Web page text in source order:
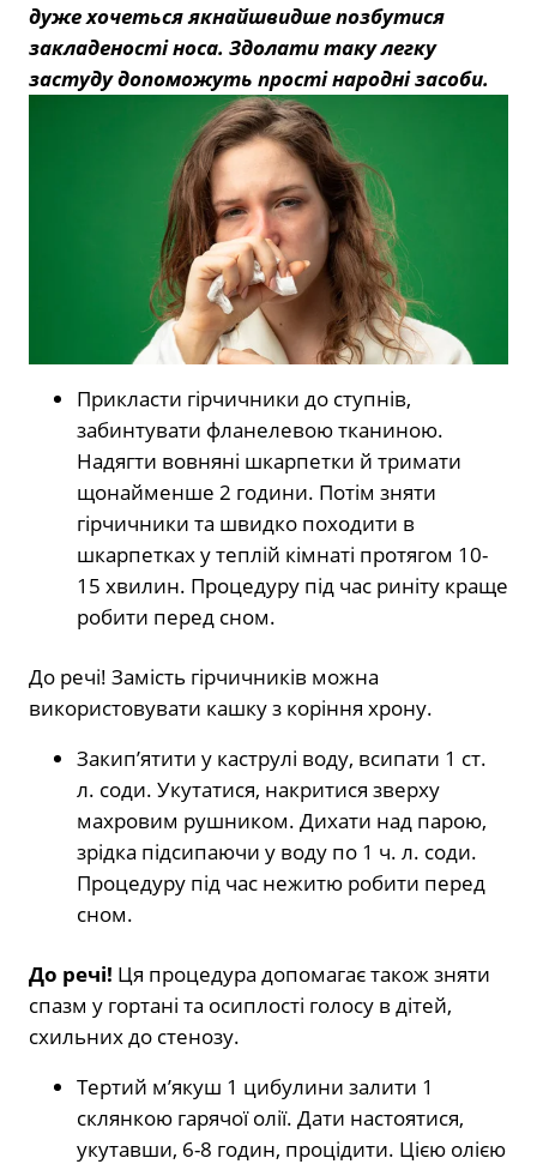
дуже хочеться якнайшвидше позбутися
закладеності носа. Здолати таку легку
застуду допоможуть прості народні засоби.
Прикласти гірчичники до ступнів,
забинтувати фланелевою тканиною.
Надягти вовняні шкарпетки й тримати
щонайменше 2 години. Потім зняти
гірчичники та швидко походити в
шкарпетках у теплій кімнаті протягом 10-
15 хвилин. Процедуру під час риніту краще
робити перед сном.
До речі! Замість гірчичників можна
використовувати кашку з коріння хрону.
Закип’ятити у каструлі воду, всипати 1 ст.
л. соди. Укутатися, накритися зверху
махровим рушником. Дихати над парою,
зрідка підсипаючи у воду по 1 ч. л. соди.
Процедуру під час нежитю робити перед
сном.
До речі! Ця процедура допомагає також зняти
спазм у гортані та осиплості голосу в дітей,
схильних до стенозу.
Тертий м’якуш 1 цибулини залити 1
склянкою гарячої олії. Дати настоятися,
укутавши, 6-8 годин, процідити. Цією олією